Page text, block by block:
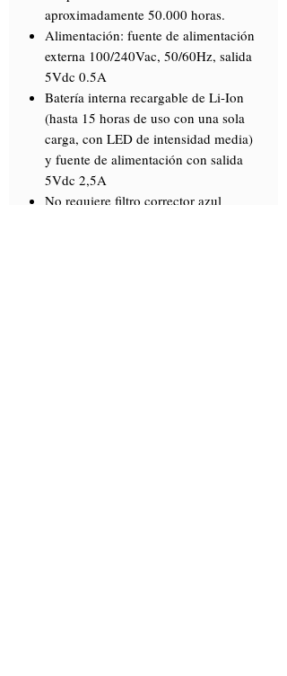
aproximadamente 50.000 horas.
Alimentación: fuente de alimentación
externa 100/240Vac, 50/60Hz, salida
5Vdc 0.5A
Batería interna recargable de Li-Ion
(hasta 15 horas de uso con una sola
carga, con LED de intensidad media)
y fuente de alimentación con salida
5Vdc 2,5A
No requiere filtro corrector azul